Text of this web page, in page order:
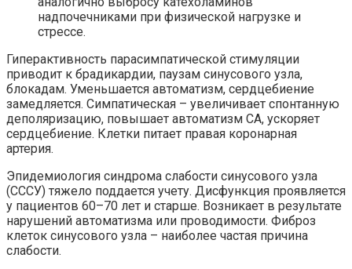
надпочечниками при физической нагрузке и
стрессе.
Гиперактивность парасимпатической стимуляции
приводит к брадикардии, паузам синусового узла,
блокадам. Уменьшается автоматизм, сердцебиение
замедляется. Симпатическая – увеличивает спонтанную
деполяризацию, повышает автоматизм СА, ускоряет
сердцебиение. Клетки питает правая коронарная
артерия.
Эпидемиология синдрома слабости синусового узла
(СССУ) тяжело поддается учету. Дисфункция проявляется
у пациентов 60–70 лет и старше. Возникает в результате
нарушений автоматизма или проводимости. Фиброз
клеток синусового узла – наиболее частая причина
слабости.